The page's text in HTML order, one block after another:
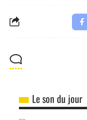
Le son du jour